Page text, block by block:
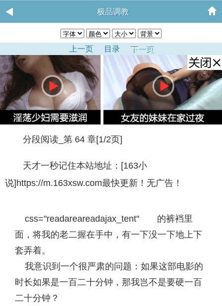
极品调教
上一页 目录 下一页
分段阅读_第 64 章[1/2页]
天才一秒记住本站地址：[163小
说]https://m.163xsw.com最快更新！无广告！
css="readareareadajax_tent" 的裤裆里
面，将我的老二握在手中，有一下没一下地上下
套弄着。
我意识到一个很严肃的问题：如果这部电影的
时长如果是一百二十分钟，那我岂不是要硬一百
二十分钟？